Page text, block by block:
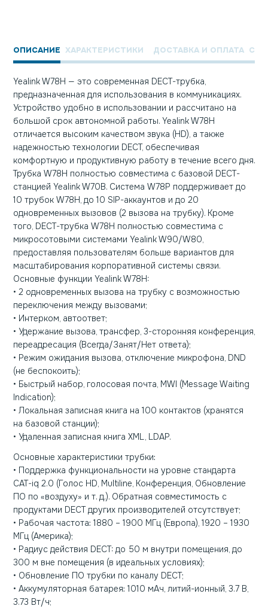
ОПИСАНИЕ ХАРАКТЕРИСТИКИ ДОСТАВКА И ОПЛАТА
Yealink W78H — это современная DECT-трубка,
предназначенная для использования в коммуникациях.
Устройство удобно в использовании и рассчитано на
большой срок автономной работы. Yealink W78H
отличается высоким качеством звука (HD), а также
надежностью технологии DECT, обеспечивая
комфортную и продуктивную работу в течение всего дня.
Трубка W78H полностью совместима с базовой DECT-
станцией Yealink W70B. Система W78Р поддерживает до
10 трубок W78H, до 10 SIP-аккаунтов и до 20
одновременных вызовов (2 вызова на трубку). Кроме
того, DECT-трубка W78H полностью совместима с
микросотовыми системами Yealink W90/W80,
предоставляя пользователям больше вариантов для
масштабирования корпоративной системы связи.
Основные функции Yealink W78H:
• 2 одновременных вызова на трубку с возможностью
переключения между вызовами;
• Интерком, автоответ;
• Удержание вызова, трансфер, 3-сторонняя конференция,
переадресация (Всегда/Занят/Нет ответа);
• Режим ожидания вызова, отключение микрофона, DND
(не беспокоить);
• Быстрый набор, голосовая почта, MWI (Message Waiting
Indication);
• Локальная записная книга на 100 контактов (хранятся
на базовой станции);
• Удаленная записная книга XML, LDAP.
Основные характеристики трубки:
• Поддержка функциональности на уровне стандарта
CAT-iq 2.0 (Голос HD, Multiline, Конференция, Обновление
ПО по «воздуху» и т. д.). Обратная совместимость с
продуктами DECT других производителей отсутствует;
• Рабочая частота: 1880 – 1900 МГц (Европа), 1920 – 1930
МГц (Америка);
• Радиус действия DECT: до 50 м внутри помещения, до
300 м вне помещения (в идеальных условиях);
• Обновление ПО трубки по каналу DECT;
• Аккумуляторная батарея: 1010 мАч, литий-ионный, 3.7 В,
3.73 Вт/ч;